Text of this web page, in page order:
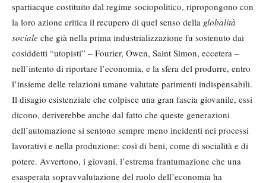
spartiacque costituito dal regime sociopolitico, ripropongono con
la loro azione critica il recupero di quel senso della globalità
sociale che già nella prima industrializzazione fu sostenuto dai
cosiddetti “utopisti” – Fourier, Owen, Saint Simon, eccetera –
nell’intento di riportare l’economia, e la sfera del produrre, entro
l’insieme delle relazioni umane valutate parimenti indispensabili.
Il disagio esistenziale che colpisce una gran fascia giovanile, essi
dicono, deriverebbe anche dal fatto che queste generazioni
dell’automazione si sentono sempre meno incidenti nei processi
lavorativi e nella produzione: così di beni, come di socialità e di
potere. Avvertono, i giovani, l’estrema frantumazione che una
esasperata sopravvalutazione del ruolo dell’economia ha